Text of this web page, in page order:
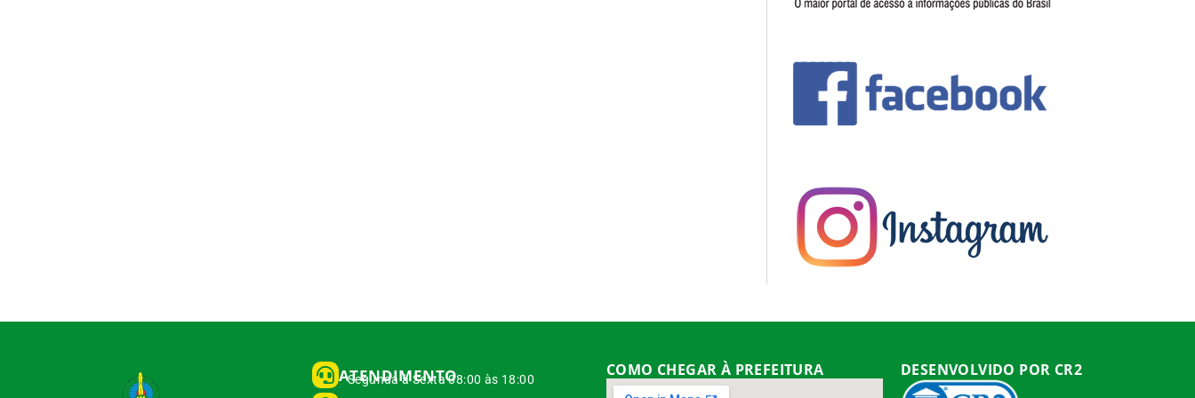
ATENDIMENTO
Segunda à Sexta 08:00 às 18:00 COMO CHEGAR À PREFEITURA DESENVOLVIDO POR CR2